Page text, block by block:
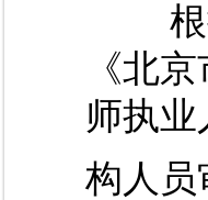
根据
《北
师执
构人员